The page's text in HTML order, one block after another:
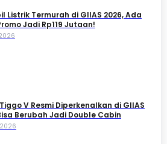
Listrik Termurah di GIIAS 2026, Ada
Jadi Rp119 Jutaan!
V Resmi Diperkenalkan di GIIAS
Berubah Jadi Double Cabin